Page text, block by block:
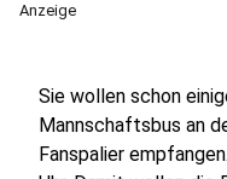
Anzeige
Sie wollen schon
Mannschaftsbus an
Fanspalier